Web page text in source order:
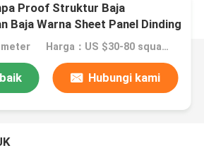
Proof Struktur Baja
Baja Warna Sheet Panel Dinding
meter Harga：US $30-80 square meter
Hubungi kami